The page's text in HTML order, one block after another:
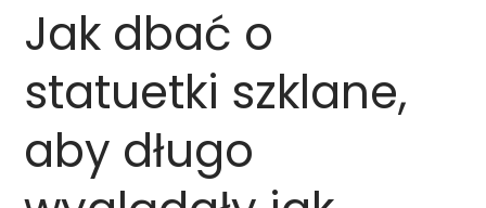
Jak dbać o
statuetki szklane,
aby długo